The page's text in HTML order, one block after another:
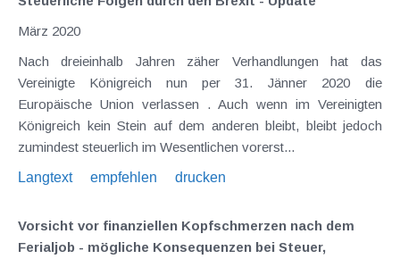
März 2020
Nach dreieinhalb Jahren zäher Verhandlungen hat das
Vereinigte Königreich nun per 31. Jänner 2020 die
Europäische Union verlassen . Auch wenn im Vereinigten
Königreich kein Stein auf dem anderen bleibt, bleibt jedoch
zumindest steuerlich im Wesentlichen vorerst...
Langtext
empfehlen drucken
Vorsicht vor finanziellen Kopfschmerzen nach dem
Ferialjob - mögliche Konsequenzen bei Steuer,